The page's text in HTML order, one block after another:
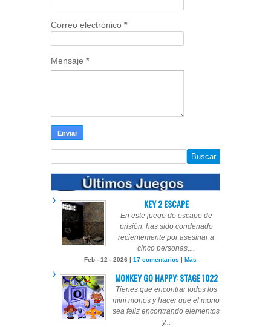
Correo electrónico *
Mensaje *
KEY 2 ESCAPE
En este juego de escape de
prisión, has sido condenado
recientemente por asesinar a
cinco personas,...
Feb - 12 - 2026 | 17 comentarios | Más
MONKEY GO HAPPY: STAGE 1022
Tienes que encontrar todos los
mini monos y hacer que el mono
sea feliz encontrando elementos
y...